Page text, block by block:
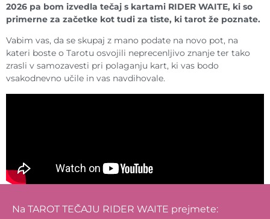
2026 pa bom izvedla tečaj s kartami RIDER WAITE, ki so
primerne za začetke kot tudi za tiste, ki tarot že poznate.
Vabim vas, da se skupaj z mano podate na novo pot, na
kateri boste o Tarotu osvojili neprecenljivo znanje ter tako
zrasli v samozavesti pri polaganju kart, ki vas bodo
vsakodnevno učile in vas navdihovale.
Na TAROT TEČAJU RIDER WAITE prejmete: